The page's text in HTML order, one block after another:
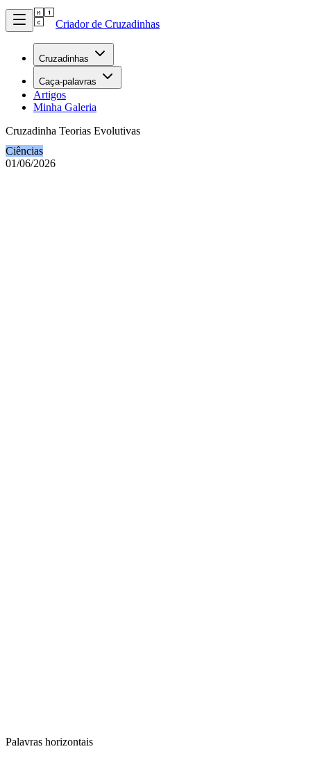
Criador de Cruzadinhas
Cruzadinhas
Caça-palavras
Artigos
Minha Galeria
Cruzadinha Teorias Evolutivas
Ciências
01/06/2026
Palavras horizontais